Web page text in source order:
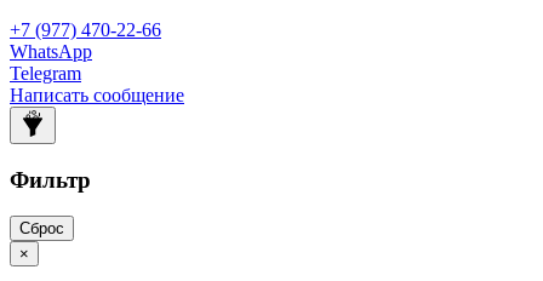
+7 (977) 470-22-66
WhatsApp
Telegram
Написать сообщение
Фильтр
Сброс
×